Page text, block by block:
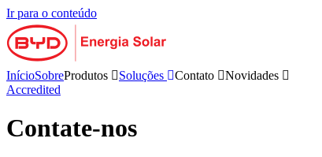
Ir para o conteúdo
InícioSobreProdutos Soluções Contato
Novidades
Accredited
Contate-nos